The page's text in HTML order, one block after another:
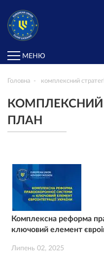
МЕНЮ
Головна комплексний
КОМПЛЕКСНИЙ
ПЛАН
Комплексна реформа
ключовий елемент
Липень 02, 2025